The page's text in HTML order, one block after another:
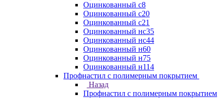
Оцинкованный с8
Оцинкованный с20
Оцинкованный с21
Оцинкованный нс35
Оцинкованный нс44
Оцинкованный н60
Оцинкованный н75
Оцинкованный н114
Профнастил с полимерным покрытием
Назад
Профнастил с полимерным покрытием